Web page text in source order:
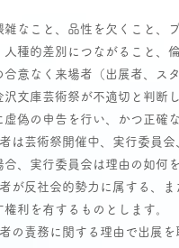
雑なこと、品性を欠くこと、
人種的差別につながること、
合意なく来場者（出展者、ス
沢文庫芸術祭が不適切と判断
虚偽の申告を行い、かつ正確
は芸術祭開催中、実行委員
合、実行委員会は理由の如何
が反社会的勢力に属する、
権利を有するものとします。
の責務に関する理由で出展